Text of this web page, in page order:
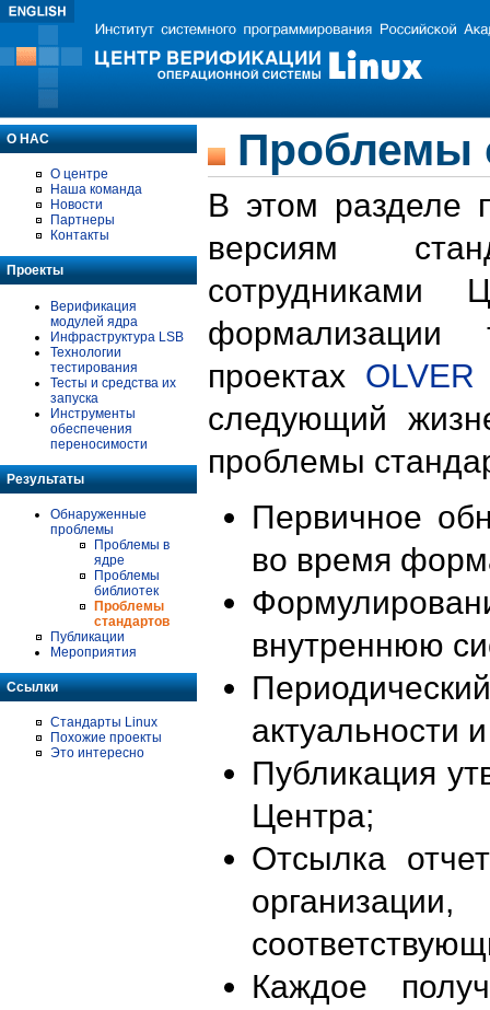
О НАС
О центре
Наша команда
Новости
Партнеры
Контакты
Проекты
Верификация
модулей ядра
Инфраструктура LSB
Технологии
тестирования
Тесты и средства их
запуска
Инструменты
обеспечения
переносимости
Результаты
Обнаруженные
проблемы
Проблемы в
ядре
Проблемы
библиотек
Проблемы
стандартов
Публикации
Мероприятия
Ссылки
Стандарты Linux
Похожие проекты
Это интересно
Проблемы
В этом разделе
версиям
формализации
проектах OLVER
следующий
проблемы
Первичное
во время
внутреннюю
актуальности
Публикация
Центра;
Отсылка
Каждое